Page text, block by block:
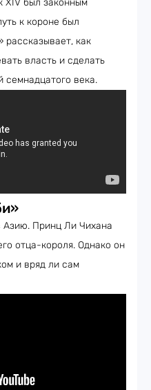
XIV был законным
к короне был
рассказывает, как
власть и сделать
века.
Азию. Принц Ли Чихана
отца-короля. Однако он
и вряд ли сам